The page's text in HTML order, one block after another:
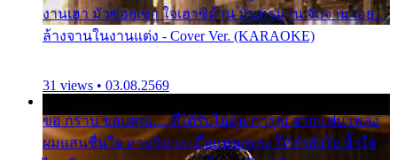
งานเฮา มัวซอยเขา ใจเฮาซิด้าน มันทรมาน จับจาน เอย…
ล้างจานในงานแต่ง - Cover Ver. (KARAOKE)
31 views • 03.08.2569
ขอ กราบ ขอบคุณ.... ที่ได้รับไออุ่น การุณ จากแฟน เพลง
ผมแสนชื่นใจ หายวังเวง เมื่อแฟนเพลง ให้กำลังใจ น้ำใจ